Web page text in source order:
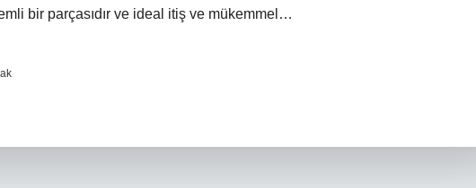
bir parçasıdır ve ideal itiş ve mükemmel…